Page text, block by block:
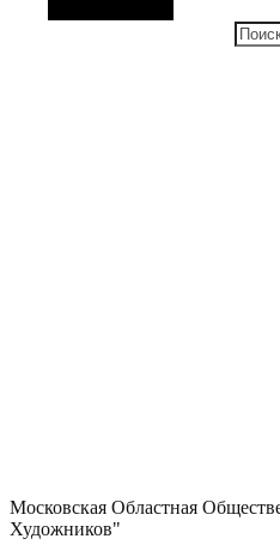
Московская Областная
Художников"